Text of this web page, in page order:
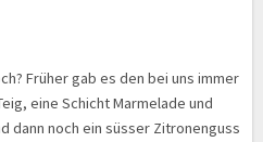
Früher gab es den bei uns immer
eine Schicht Marmelade und
dann noch ein süsser Zitronenguss